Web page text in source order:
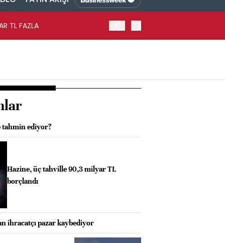
TL FAZLA
ediyor?
Hazine, üç tahville 90,3 milyar TL
borçlandı
ihracatçı pazar kaybediyor